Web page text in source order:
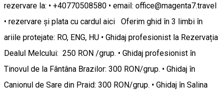
rezervare la: • +40770508580 • email: office@magenta7.travel
• rezervare și plata cu cardul aici Oferim ghid în 3 limbi în
ariile protejate: RO, ENG, HU • Ghidaj profesionist la Rezervația
Dealul Melcului: 250 RON /grup. • Ghidaj profesionist în
Tinovul de la Fântâna Brazilor: 300 RON/grup. • Ghidaj în
Canionul de Sare din Praid: 300 RON/grup. • Ghidaj în Salina